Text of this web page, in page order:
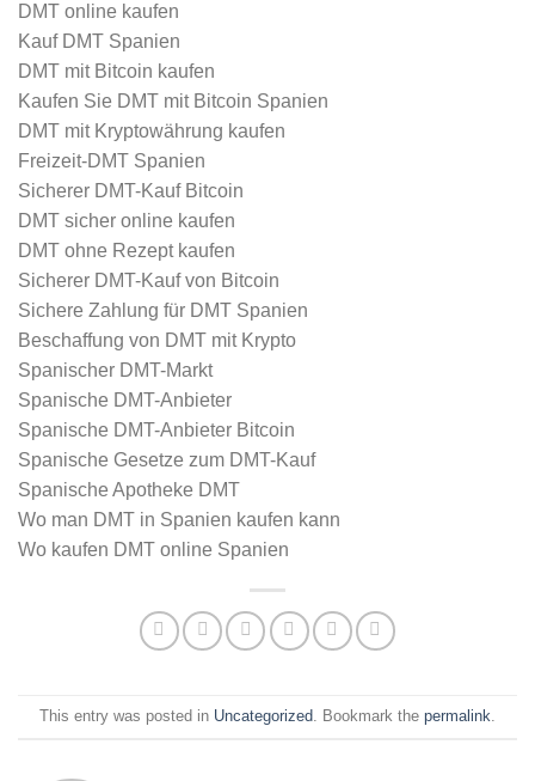
DMT online kaufen
Kauf DMT Spanien
DMT mit Bitcoin kaufen
Kaufen Sie DMT mit Bitcoin Spanien
DMT mit Kryptowährung kaufen
Freizeit-DMT Spanien
Sicherer DMT-Kauf Bitcoin
DMT sicher online kaufen
DMT ohne Rezept kaufen
Sicherer DMT-Kauf von Bitcoin
Sichere Zahlung für DMT Spanien
Beschaffung von DMT mit Krypto
Spanischer DMT-Markt
Spanische DMT-Anbieter
Spanische DMT-Anbieter Bitcoin
Spanische Gesetze zum DMT-Kauf
Spanische Apotheke DMT
Wo man DMT in Spanien kaufen kann
Wo kaufen DMT online Spanien
This entry was posted in Uncategorized . Bookmark the permalink